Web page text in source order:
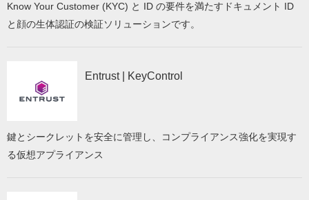
Know Your Customer (KYC) と ID の要件を満たすドキュメント ID
と顔の生体認証の検証ソリューションです。
Entrust | KeyControl
鍵とシークレットを安全に管理し、コンプライアンス強化を実現す
る仮想アプライアンス